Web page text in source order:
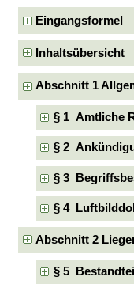
Eingangsformel
Inhaltsübersicht
Abschnitt 1
§ 1 Amtliche
§ 2
§ 3
§ 4
Abschnitt 2
§ 5